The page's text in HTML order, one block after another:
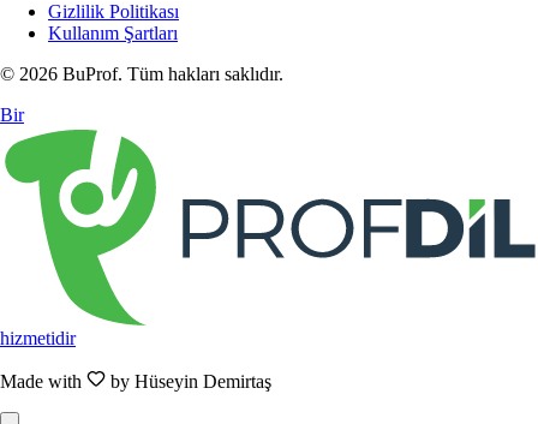
Gizlilik Politikası
Kullanım Şartları
© 2026 BuProf. Tüm hakları saklıdır.
Bir
hizmetidir
Made with by Hüseyin Demirtaş